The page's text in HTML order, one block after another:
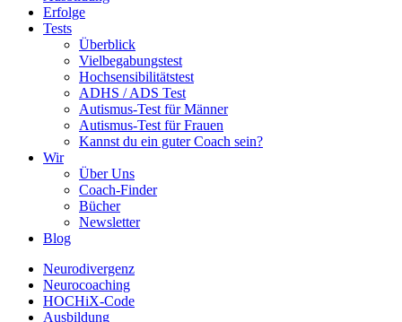
Erfolge
Tests
Überblick
Vielbegabungstest
Hochsensibilitätstest
ADHS / ADS Test
Autismus-Test für Männer
Autismus-Test für Frauen
Kannst du ein guter Coach sein?
Wir
Über Uns
Coach-Finder
Bücher
Newsletter
Blog
Neurodivergenz
Neurocoaching
HOCHiX-Code
Ausbildung